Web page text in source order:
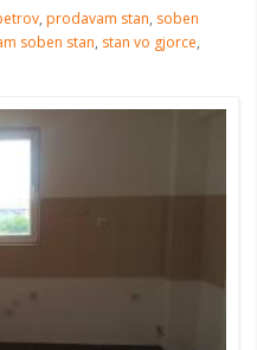
, prodavam stan, soben
soben stan, stan vo gjorce,